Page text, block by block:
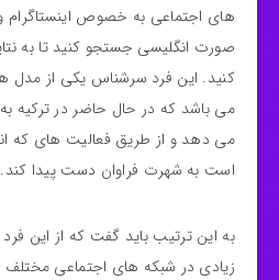
های اجتماعی به خصوص اینستاگرام و
صورت انگلیسی جستجو کنید تا به
کنید. این فرد سرشناس یکی از مدل
می باشد که در حال حاضر در ترکیه
می‌ دهد و از طریق فعالیت های که
است به شهرت فراوان دست پیدا کند.
به این ترتیب باید گفت که از این
زیادی در شبکه های اجتماعی